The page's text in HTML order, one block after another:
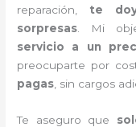
reparación, te
sorpresas . Mi
servicio a un
preocuparte por
pagas , sin cargos
Te aseguro que